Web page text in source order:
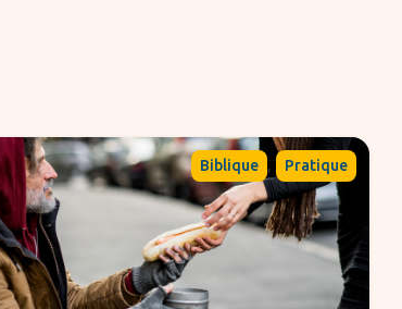
Biblique , Pratique